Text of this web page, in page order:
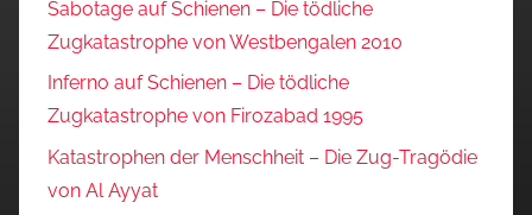
Sabotage auf Schienen – Die tödliche
Zugkatastrophe von Westbengalen 2010
Inferno auf Schienen – Die tödliche
Zugkatastrophe von Firozabad 1995
Katastrophen der Menschheit – Die Zug-Tragödie
von Al Ayyat